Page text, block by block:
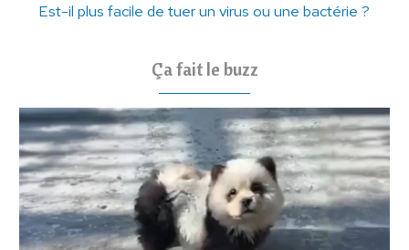
Est-il plus facile de tuer un virus ou une bactérie ?
Ça fait le buzz